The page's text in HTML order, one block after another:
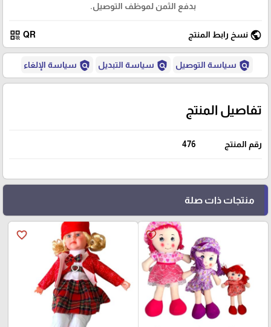
بدفع الثمن لموظف التوصيل.
public نسخ رابط المنتج QR
qr_code
policy سياسة التوصيل policy سياسة التبديل policy سياسة الإلغاء
تفاصيل المنتج
رقم المنتج 476
منتجات ذات صلة
favorite_border
favorite_border